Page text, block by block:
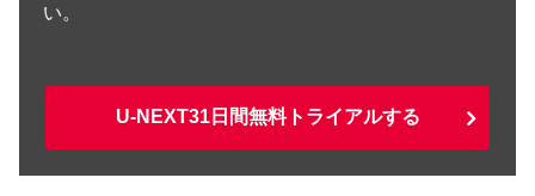
い。
U-NEXT31日間無料トライアルする